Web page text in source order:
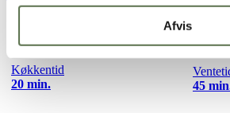
Afvis
Køkkentid
20 min.
45